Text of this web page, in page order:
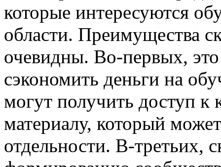
которые интересуются
области. Преимущества
очевидны. Во-первых,
сэкономить деньги на
могут получить доступ
материалу, который
отдельности. В-третьих,